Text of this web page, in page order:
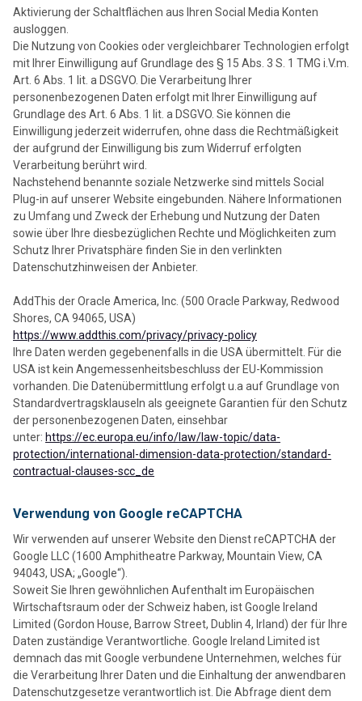
Aktivierung der Schaltflächen aus Ihren Social Media Konten
ausloggen.
Die Nutzung von Cookies oder vergleichbarer Technologien erfolgt
mit Ihrer Einwilligung auf Grundlage des § 15 Abs. 3 S. 1 TMG i.V.m.
Art. 6 Abs. 1 lit. a DSGVO. Die Verarbeitung Ihrer
personenbezogenen Daten erfolgt mit Ihrer Einwilligung auf
Grundlage des Art. 6 Abs. 1 lit. a DSGVO. Sie können die
Einwilligung jederzeit widerrufen, ohne dass die Rechtmäßigkeit
der aufgrund der Einwilligung bis zum Widerruf erfolgten
Verarbeitung berührt wird.
Nachstehend benannte soziale Netzwerke sind mittels Social
Plug-in auf unserer Website eingebunden. Nähere Informationen
zu Umfang und Zweck der Erhebung und Nutzung der Daten
sowie über Ihre diesbezüglichen Rechte und Möglichkeiten zum
Schutz Ihrer Privatsphäre finden Sie in den verlinkten
Datenschutzhinweisen der Anbieter.
AddThis der Oracle America, Inc. (500 Oracle Parkway, Redwood
Shores, CA 94065, USA)
https://www.addthis.com/privacy/privacy-policy
Ihre Daten werden gegebenenfalls in die USA übermittelt. Für die
USA ist kein Angemessenheitsbeschluss der EU-Kommission
vorhanden. Die Datenübermittlung erfolgt u.a auf Grundlage von
Standardvertragsklauseln als geeignete Garantien für den Schutz
der personenbezogenen Daten, einsehbar
unter: https://ec.europa.eu/info/law/law-topic/data-
protection/international-dimension-data-protection/standard-
contractual-clauses-scc_de
Verwendung von Google reCAPTCHA
Wir verwenden auf unserer Website den Dienst reCAPTCHA der
Google LLC (1600 Amphitheatre Parkway, Mountain View, CA
94043, USA; „Google“).
Soweit Sie Ihren gewöhnlichen Aufenthalt im Europäischen
Wirtschaftsraum oder der Schweiz haben, ist Google Ireland
Limited (Gordon House, Barrow Street, Dublin 4, Irland) der für Ihre
Daten zuständige Verantwortliche. Google Ireland Limited ist
demnach das mit Google verbundene Unternehmen, welches für
die Verarbeitung Ihrer Daten und die Einhaltung der anwendbaren
Datenschutzgesetze verantwortlich ist. Die Abfrage dient dem